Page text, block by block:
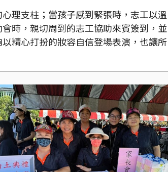
支柱；當孩子感到緊張時，志工以溫
時，親切周到的志工協助來賓簽到，並
精心打扮的妝容自信登場表演，也讓所